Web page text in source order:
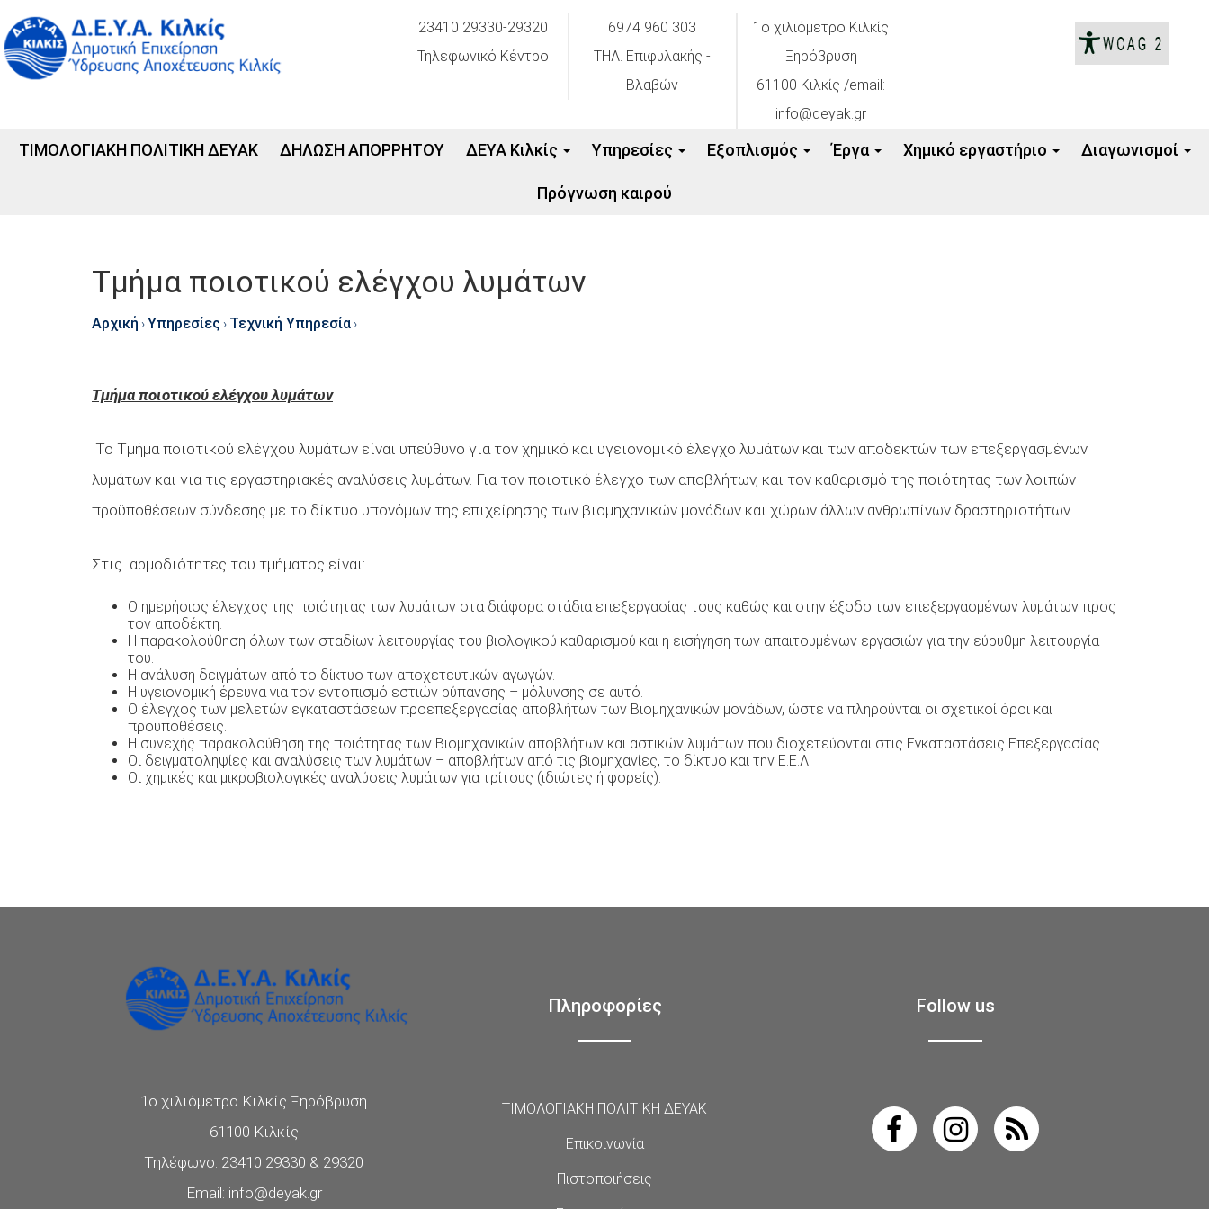
23410 29330-29320
Τηλεφωνικό Κέντρο
6974 960 303
ΤΗΛ. Επιφυλακής -
Βλαβών
1ο χιλιόμετρο Κιλκίς
Ξηρόβρυση
61100 Κιλκίς /email:
info@deyak.gr
ΤΙΜΟΛΟΓΙΑΚΗ ΠΟΛΙΤΙΚΗ ΔΕΥΑΚ ΔΗΛΩΣΗ ΑΠΟΡΡΗΤΟΥ ΔΕΥΑ Κιλκίς Υπηρεσίες Εξοπλισμός Έργα Xημικό εργαστήριο Διαγωνισμοί
Πρόγνωση καιρού
Τμήμα ποιοτικού ελέγχου λυμάτων
Αρχική ›Υπηρεσίες › Τεχνική Υπηρεσία ›
Τμήμα ποιοτικού ελέγχου λυμάτων
Το Τμήμα ποιοτικού ελέγχου λυμάτων είναι υπεύθυνο για τον χημικό και υγειονομικό έλεγχο λυμάτων και των αποδεκτών των επεξεργασμένων
λυμάτων και για τις εργαστηριακές αναλύσεις λυμάτων. Για τον ποιοτικό έλεγχο των αποβλήτων, και τον καθαρισμό της ποιότητας των λοιπών
προϋποθέσεων σύνδεσης με το δίκτυο υπονόμων της επιχείρησης των βιομηχανικών μονάδων και χώρων άλλων ανθρωπίνων δραστηριοτήτων.
Στις αρμοδιότητες του τμήματος είναι:
Ο ημερήσιος έλεγχος της ποιότητας των λυμάτων στα διάφορα στάδια επεξεργασίας τους καθώς και στην έξοδο των επεξεργασμένων λυμάτων προς
τον αποδέκτη.
Η παρακολούθηση όλων των σταδίων λειτουργίας του βιολογικού καθαρισμού και η εισήγηση των απαιτουμένων εργασιών για την εύρυθμη λειτουργία
του.
Η ανάλυση δειγμάτων από το δίκτυο των αποχετευτικών αγωγών.
Η υγειονομική έρευνα για τον εντοπισμό εστιών ρύπανσης – μόλυνσης σε αυτό.
Ο έλεγχος των μελετών εγκαταστάσεων προεπεξεργασίας αποβλήτων των Βιομηχανικών μονάδων, ώστε να πληρούνται οι σχετικοί όροι και
προϋποθέσεις.
Η συνεχής παρακολούθηση της ποιότητας των Βιομηχανικών αποβλήτων και αστικών λυμάτων που διοχετεύονται στις Εγκαταστάσεις Επεξεργασίας.
Οι δειγματοληψίες και αναλύσεις των λυμάτων – αποβλήτων από τις βιομηχανίες, το δίκτυο και την Ε.Ε.Λ
Οι χημικές και μικροβιολογικές αναλύσεις λυμάτων για τρίτους (ιδιώτες ή φορείς).
1ο χιλιόμετρο Κιλκίς Ξηρόβρυση
61100 Κιλκίς
Τηλέφωνο: 23410 29330 & 29320
Email: info@deyak.gr
Πληροφορίες
ΤΙΜΟΛΟΓΙΑΚΗ ΠΟΛΙΤΙΚΗ ΔΕΥΑΚ
Επικοινωνία
Πιστοποιήσεις
Follow us